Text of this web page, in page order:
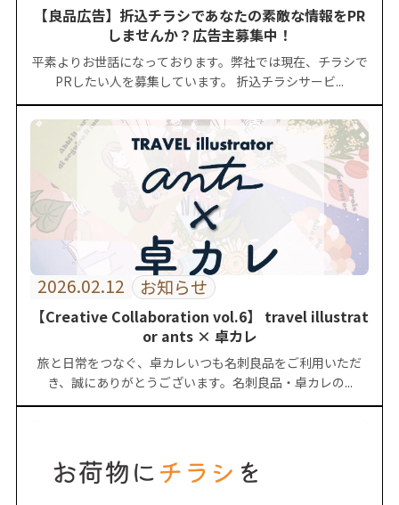
【良品広告】折込チラシであなたの素敵な情報をPR
しませんか？広告主募集中！
平素よりお世話になっております。弊社では現在、チラシで
PRしたい人を募集しています。 折込チラシサービ...
2026.02.12 お知らせ
【Creative Collaboration vol.6】 travel illustrat
or ants × 卓カレ
旅と日常をつなぐ、卓カレいつも名刺良品をご利用いただ
き、誠にありがとうございます。名刺良品・卓カレの...